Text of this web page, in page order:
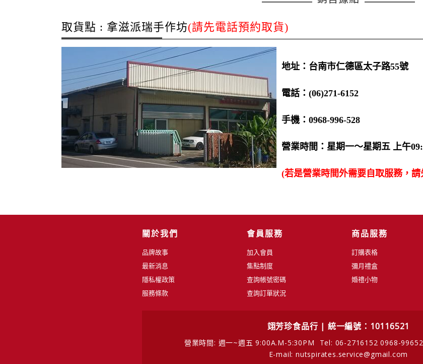
取貨點 : 拿滋派瑞手作坊(請先電話預約取貨)
地址：台南市仁德區太子路55號
電話：(06)271-6152
手機：0968-996-528
營業時間：星期一〜星期五 上午
(若是營業時間外需要自取服務，
關於我們
品牌故事
最新消息
隱私權政策
服務條款
會員服務
加入會員
集點制度
查詢帳號密碼
查詢訂單狀況
商品服務
訂購表格
彌月禮盒
婚禮小物
翊芳珍食品行 | 統一編號：10116521
營業時間: 週一~週五 9:00A.M-5:30PM Tel: 06-2716152 0968-
E-mail: nutspirates.service@gmail.com